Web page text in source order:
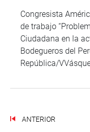
Congresista
de trabajo
Ciudadana en la
Bodegueros del
República/
ANTERIOR